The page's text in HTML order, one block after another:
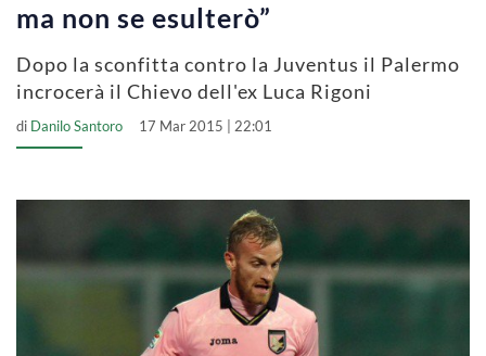
ma non se esulterò”
Dopo la sconfitta contro la Juventus il Palermo
incrocerà il Chievo dell'ex Luca Rigoni
di Danilo Santoro 17 Mar 2015 | 22:01